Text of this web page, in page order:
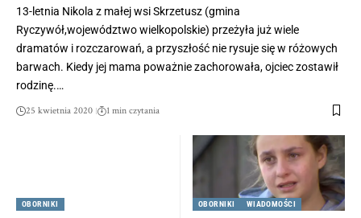
13-letnia Nikola z małej wsi Skrzetusz (gmina
Ryczywół,województwo wielkopolskie) przeżyła już wiele
dramatów i rozczarowań, a przyszłość nie rysuje się w różowych
barwach. Kiedy jej mama poważnie zachorowała, ojciec zostawił
rodzinę.…
25 kwietnia 2020 1 min czytania
OBORNIKI OBORNIKI WIADOMOŚCI